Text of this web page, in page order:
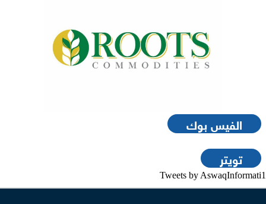
الفيس بوك
تويتر
Tweets by AswaqInformati1